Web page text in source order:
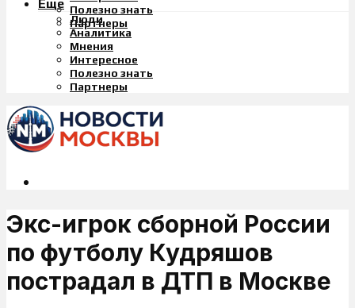
Полезно знать
Партнеры
Еще
Люди
Аналитика
Мнения
Интересное
Полезно знать
Партнеры
Экс-игрок сборной России
по футболу Кудряшов
пострадал в ДТП в Москве